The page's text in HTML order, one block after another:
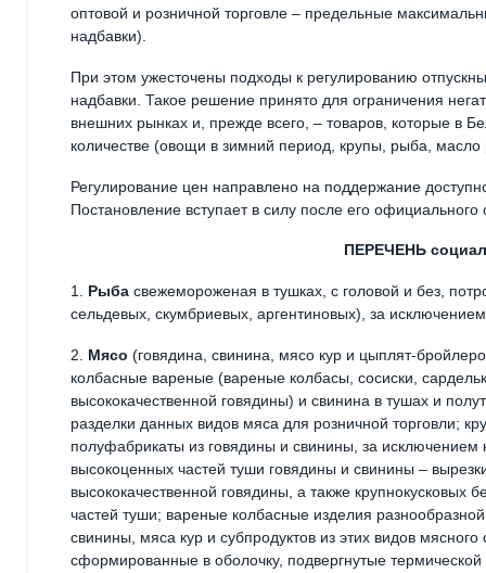
оптовой и розничной торговле – предельные
надбавки).
При этом ужесточены подходы к регулированию
надбавки. Такое решение принято для ограничения
внешних рынках и, прежде всего, – товаров, которые в
количестве (овощи в зимний период, крупы, рыба, масло
Регулирование цен направлено на поддержание
Постановление вступает в силу после его официального
ПЕРЕЧЕНЬ
1. Рыба свежемороженая в тушках, с головой и без,
сельдевых, скумбриевых, аргентиновых), за
2. Мясо (говядина, свинина, мясо кур и цыплят-
колбасные вареные (вареные колбасы, сосиски,
высококачественной говядины) и свинина в тушах и
разделки данных видов мяса для розничной торговли;
полуфабрикаты из говядины и свинины, за исключением
высокоценных частей туши говядины и свинины –
высококачественной говядины, а также
частей туши; вареные колбасные изделия
свинины, мяса кур и субпродуктов из этих видов
сформированные в оболочку, подвергнутые